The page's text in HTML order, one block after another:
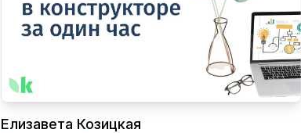
Елизавета Козицкая